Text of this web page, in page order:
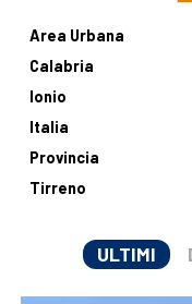
Area Urbana
Calabria
Ionio
Italia
Provincia
Tirreno
ULTIMI